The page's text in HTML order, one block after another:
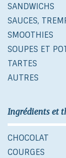
SANDWICHS
SAUCES,
SMOOTHIES
SOUPES ET
TARTES
AUTRES
Ingrédients et
CHOCOLAT
COURGES